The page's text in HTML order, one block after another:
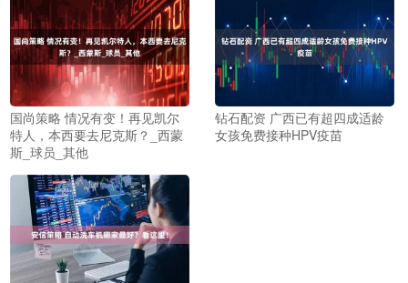
国尚策略 情况有变！再见凯尔
特人，本西要去尼克斯？_西蒙
斯_球员_其他
钻石配资 广西已有超四成适龄
女孩免费接种HPV疫苗